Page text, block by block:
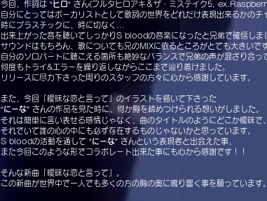
今回、作詞は “ヒロ“ さん(フルタヒロアキ＆ザ・ミステイク5 ,
自分にとってはボーカリストとして歌詞の世界をどれだけ表現出来るかのチ
時にプラスチックに、時に切なく...
出来上がった音を聴いてしっかりS bloodの音楽になったと兄弟で確信しま
サウンドはもちろん、歌についても兄のMIXに依るところがとても大きいです
自分のソロパートに聴こえる箇所も絶妙なバランスで兄弟の声が混ざり合っ
何度もトライ&エラーを繰り返しながらここまで辿り着けました。
リリースに尽力下さった周りのスタッフの方々に心から感謝しています。
また、今回「曖昧な恋と言って」のイラストを描いて下さった
“にーな” さんの作品を見た時に、何か胸を締めつけられる想いがしました。
それは簡単に言い表せる感情じゃなく、曲のタイトルのようにどこか曖昧で、
それでいて誰の心の中にも必ず存在するものじゃないかと思っています。
S bloodの活動を通して “にーな” さんという表現者と出会えた事、
また今回このような形でコラボレート出来た事にも心から感謝です！！
そんな新曲「曖昧な恋と言って」。
この新曲が世界中で一人でも多くの方の胸の奥に鳴り響く事を願っています。